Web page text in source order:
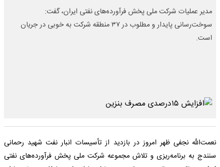
مدیر عملیات شرکت ملی پخش فرآورده‌های نفتی ایران، گفت:
سوخت‌رسانی پایدار و مطلوب در ۳۷ منطقه شرکت به خوبی در جریان
است.
نعمت‌الله نجفی ظهر امروز در بازدید از تأسیسات انبار نفت شهید رحمانی
سنندج به برنامه‌ریزی و تلاش مجموعه شرکت ملی پخش فرآورده‌های نفتی